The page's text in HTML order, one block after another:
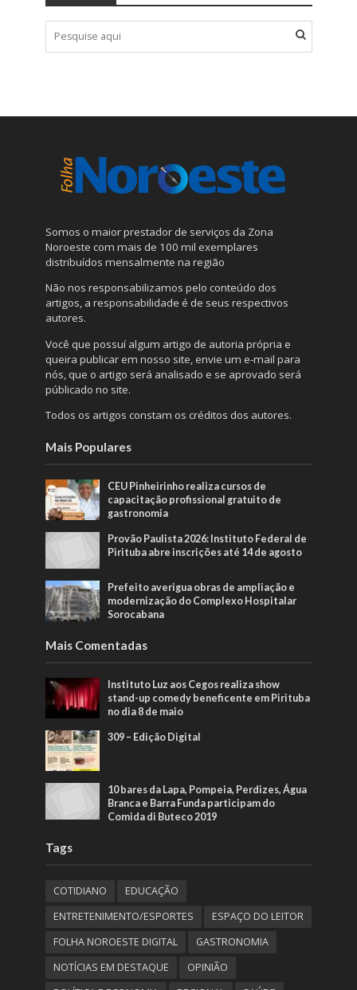
Somos o maior prestador de serviços da Zona
Noroeste com mais de 100 mil exemplares
distribuídos mensalmente na região
Não nos responsabilizamos pelo conteúdo dos
artigos, a responsabilidade é de seus respectivos
autores.
Você que possuí algum artigo de autoria própria e
queira publicar em nosso site, envie um e-mail para
nós, que o artigo será analisado e se aprovado será
públicado no site.
Todos os artigos constam os créditos dos autores.
Mais Populares
CEU Pinheirinho realiza cursos de
capacitação profissional gratuito de
gastronomia
Provão Paulista 2026: Instituto Federal de
Pirituba abre inscrições até 14 de agosto
Prefeito averigua obras de ampliação e
modernização do Complexo Hospitalar
Sorocabana
Mais Comentadas
Instituto Luz aos Cegos realiza show
stand-up comedy beneficente em Pirituba
no dia 8 de maio
309 – Edição Digital
10 bares da Lapa, Pompeia, Perdizes, Água
Branca e Barra Funda participam do
Comida di Buteco 2019
Tags
COTIDIANO
EDUCAÇÃO
ENTRETENIMENTO/ESPORTES
ESPAÇO DO LEITOR
FOLHA NOROESTE DIGITAL
GASTRONOMIA
NOTÍCIAS EM DESTAQUE
OPINIÃO